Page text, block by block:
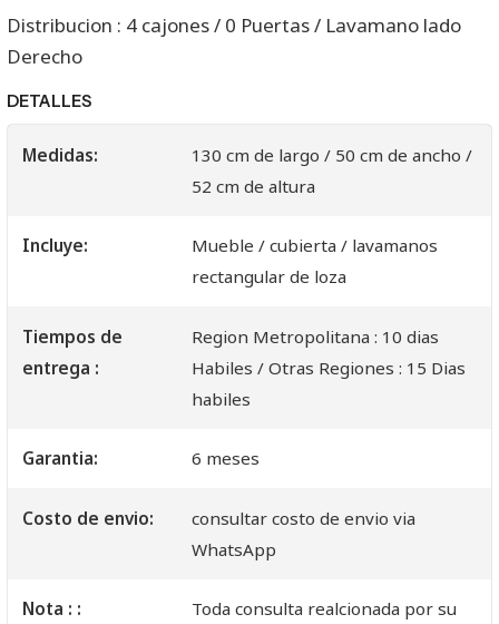
Distribucion : 4 cajones / 0 Puertas / Lavamano lado
Derecho
DETALLES
Medidas:
130 cm de largo / 50 cm de ancho /
52 cm de altura
Incluye:
Mueble / cubierta / lavamanos
rectangular de loza
Tiempos de
entrega :
Region Metropolitana : 10 dias
Habiles / Otras Regiones : 15 Dias
habiles
Garantia: 6 meses
Costo de envio:
consultar costo de envio via
WhatsApp
Nota : :
Toda consulta realcionada por su